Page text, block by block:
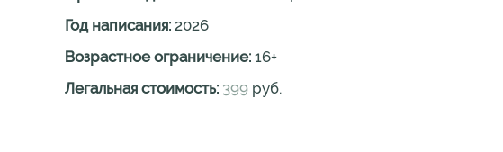
Год написания: 2026
Возрастное ограничение: 16+
Легальная стоимость: 399 руб.